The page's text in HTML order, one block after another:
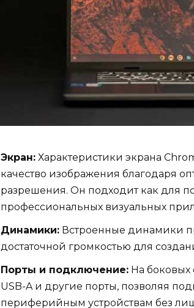
Экран: Характеристики экрана
качество изображения благодаря
разрешения. Он подходит как для
профессиональных визуальных
Динамики: Встроенные динамики
достаточной громкостью для
Порты и подключение: На боковых
USB-A и другие порты, позволяя
периферийным устройствам без